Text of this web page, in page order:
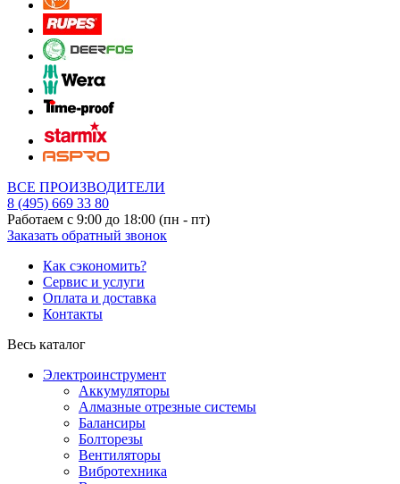
ВСЕ ПРОИЗВОДИТЕЛИ
8 (495) 669 33 80
Работаем с 9:00 до 18:00 (пн - пт)
Заказать обратный звонок
Как сэкономить?
Сервис и услуги
Оплата и доставка
Контакты
Весь каталог
Электроинструмент
Аккумуляторы
Алмазные отрезные системы
Балансиры
Болторезы
Вентиляторы
Вибротехника